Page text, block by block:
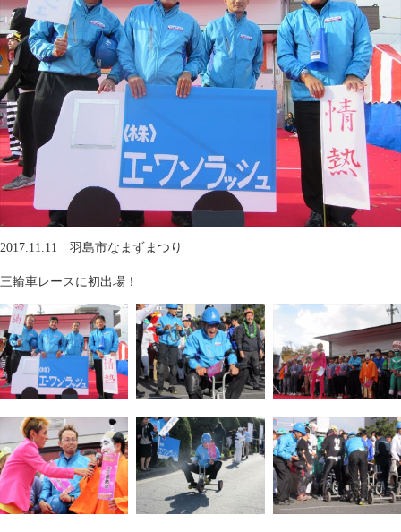
2017.11.11 羽島市なまずまつり
三輪車レースに初出場！